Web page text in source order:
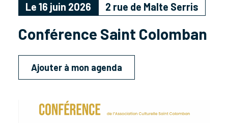
Le 16 juin 2026 2 rue de Malte Serris
Conférence Saint Colomban
Ajouter à mon agenda